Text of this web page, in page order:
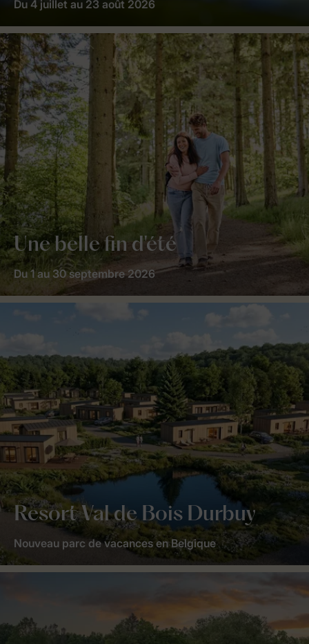
Du 4 juillet au 23 août 2026
Une belle fin d'été
Du 1 au 30 septembre 2026
Resort Val de Bois Durbuy
Nouveau parc de vacances en Belgique